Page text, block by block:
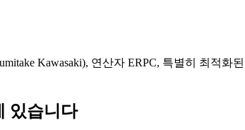
Kawasaki), 연산자 ERPC, 특별히 최적
있습니다